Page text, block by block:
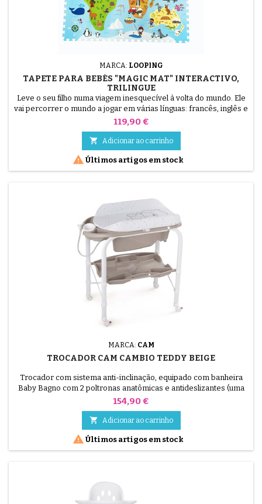
MARCA: LOOPING
TAPETE PARA BEBÉS "MAGIC MAT" INTERACTIVO,
TRILINGUE
Leve o seu filho numa viagem inesquecível à volta do mundo. Ele
vai percorrer o mundo a jogar em várias línguas: francês, inglês e
espanhol Sons, informações, música, 3 línguas, 2 jogos com
personalizável, gravar a sua própria voz e a música preferida do
seu filho.
Preço
119,90 €
 Adicionar ao carrinho
 Últimos artigos em stock
MARCA: CAM
TROCADOR CAM CAMBIO TEDDY BEIGE
Trocador com sistema anti-inclinação, equipado com banheira
Baby Bagno com 2 poltronas anatômicas e antideslizantes (uma
inclinada para bebês de 0 a 6 meses e outra com apoio de
porta-esponjas, pequeno duche, rolha e mangueira para
escoamento de água, gaveta para objectos com porta-garrafas,
4...
Preço
154,90 €
 Adicionar ao carrinho
 Últimos artigos em stock